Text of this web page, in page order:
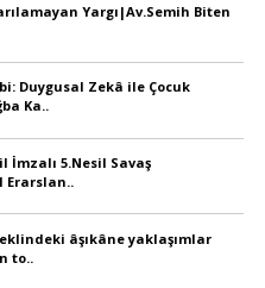
Yargı|Av.Semih Biten
Duygusal Zekâ ile Çocuk
Ka..
İmzalı 5.Nesil Savaş
Erarslan..
âşıkâne yaklaşımlar
to..